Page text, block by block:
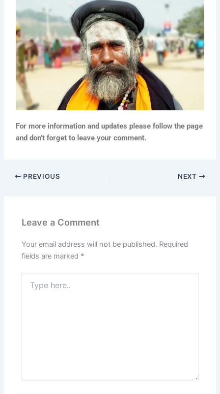
For more information and updates please follow the page
and don’t forget to leave your comment.
PREVIOUS NEXT
Leave a Comment
Your email address will not be published. Required
fields are marked *
here..